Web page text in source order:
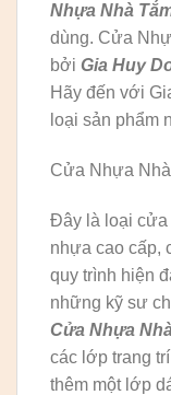
Nhựa Nhà
dùng. Cửa
bởi Gia Huy
Hãy đến với
loại sản phẩm
Cửa Nhựa
Đây là loại cửa
nhựa cao cấp,
quy trình hiện
những kỹ sư
Cửa Nhựa
các lớp trang
thêm một lớp